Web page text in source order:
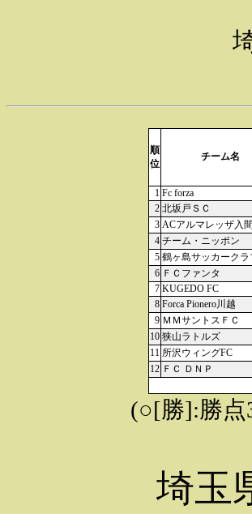
順
位
チーム名
1 Fc forza
2 北坂戸ＳＣ
3 ACアルマレッザ入
4 チーム・ニッポン
5 鶴ヶ島サッカークラ
6 ＦＣファンタ
7 KUGEDO FC
8 Forca Pionero川越
9 ＭＭサントスＦＣ
10 狭山ラトルズ
11 所沢ウィングFC
12 ＦＣ ＤＮＰ
(○[勝]:勝
埼玉